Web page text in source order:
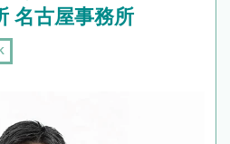
名古屋事務所